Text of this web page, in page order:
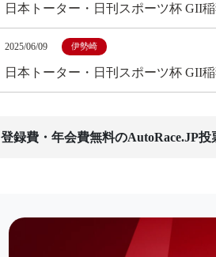
日本トーター・日刊スポーツ杯 GII
2025/06/09 伊勢崎
日本トーター・日刊スポーツ杯 GII
登録費・年会費無料のAutoRace.JP